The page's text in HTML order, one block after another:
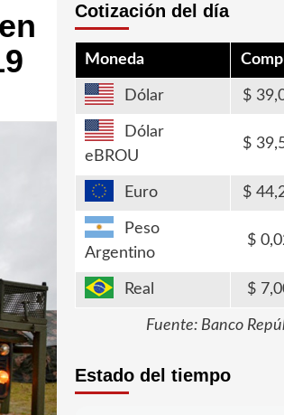
Cotización del día
Moneda
Dólar
Dólar
eBROU
Euro
Peso
Argentino
Real
Fuente: Banco
Estado del tiempo